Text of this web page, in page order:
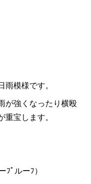
模様です。
が強くなったり横殴
宝します。
ﾌﾟルーﾌ）